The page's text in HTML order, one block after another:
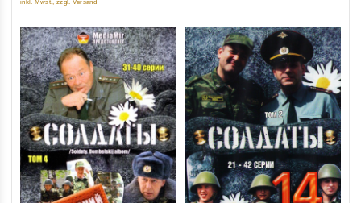
inkl. Mwst., zzgl. Versand